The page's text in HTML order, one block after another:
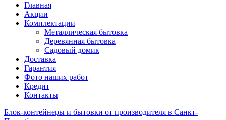
Главная
Акции
Комплектации
Металлическая бытовка
Деревянная бытовка
Садовый домик
Доставка
Гарантия
Фото наших работ
Кредит
Контакты
Блок-контейнеры и бытовки от производителя в Санкт-